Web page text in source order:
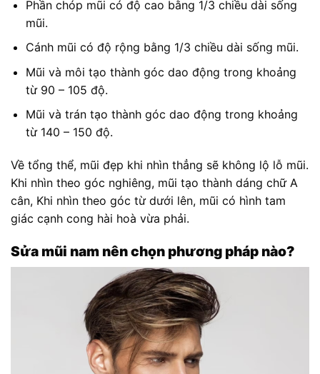
Phần chóp mũi có độ cao bằng 1/3 chiều dài sống
mũi.
Cánh mũi có độ rộng bằng 1/3 chiều dài sống mũi.
Mũi và môi tạo thành góc dao động trong khoảng
từ 90 – 105 độ.
Mũi và trán tạo thành góc dao động trong khoảng
từ 140 – 150 độ.
Về tổng thể, mũi đẹp khi nhìn thẳng sẽ không lộ lỗ mũi.
Khi nhìn theo góc nghiêng, mũi tạo thành dáng chữ A
cân, Khi nhìn theo góc từ dưới lên, mũi có hình tam
giác cạnh cong hài hoà vừa phải.
Sửa mũi nam nên chọn phương pháp nào?